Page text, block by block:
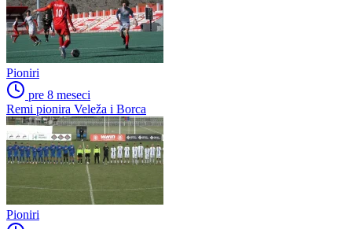
Pioniri
pre 8 meseci
Remi pionira Veleža i Borca
Pioniri